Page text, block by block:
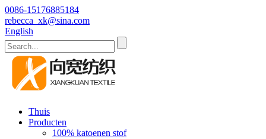
0086-15176885184
rebecca_xk@sina.com
English
Thuis
Producten
100% katoenen stof